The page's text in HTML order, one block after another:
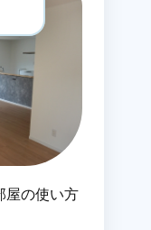
屋の使い方